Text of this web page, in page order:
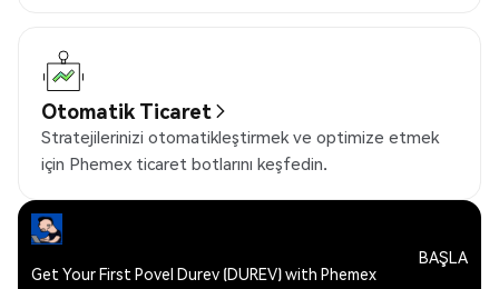
Otomatik Ticaret
Stratejilerinizi otomatikleştirmek ve optimize etmek
için Phemex ticaret botlarını keşfedin.
Get Your First Povel Durev (DUREV) with Phemex
BAŞLA